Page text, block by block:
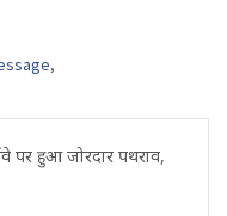
,
पर हुआ जोरदार पथराव,